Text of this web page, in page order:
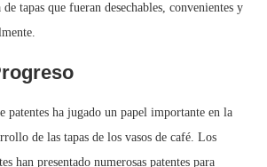
tapas que fueran desechables, convenientes y
patentes ha jugado un papel importante en la
de las tapas de los vasos de café. Los
han presentado numerosas patentes para